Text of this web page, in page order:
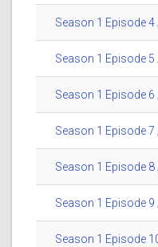
Season 1 Episode
Season 1 Episode
Season 1 Episode
Season 1 Episode
Season 1 Episode
Season 1 Episode
Season 1 Episode